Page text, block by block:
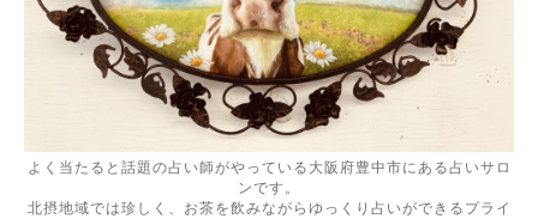
よく当たると話題の占い師がやっている大阪府豊中市にある占いサロ
ンです。
北摂地域では珍しく、お茶を飲みながらゆっくり占いができるプライ